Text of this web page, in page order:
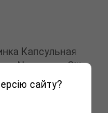
сайту?